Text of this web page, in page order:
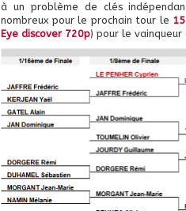
à un problème de clés
nombreux pour le prochain tour le
Eye discover 720p) pour le